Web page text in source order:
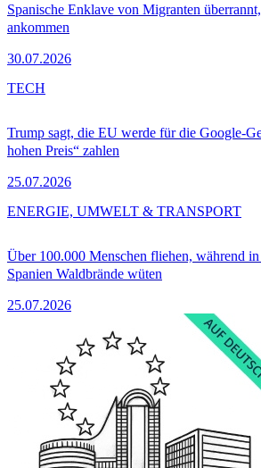
Spanische Enklave von Migranten
ankommen
30.07.2026
Trump sagt, die EU werde für die Google-
hohen Preis“ zahlen
25.07.2026
TECH
Über 100.000 Menschen fliehen, während
Spanien Waldbrände wüten
25.07.2026
ENERGIE, UMWELT & TRANSPORT